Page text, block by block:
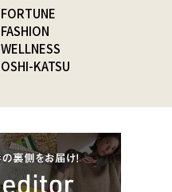
FORTUNE
FASHION
WELLNESS
OSHI-KATSU